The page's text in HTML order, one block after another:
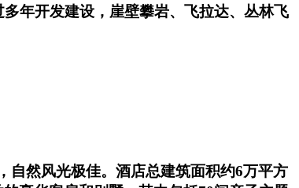
年开发建设，崖壁攀岩、飞拉达、丛林飞
自然风光极佳。酒店总建筑面积约6万平方